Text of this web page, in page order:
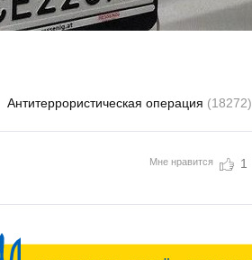
Антитеррористическая операция (18272)
Мне нравится 1